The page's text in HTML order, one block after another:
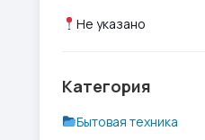
Не указано
Категория
Бытовая техника